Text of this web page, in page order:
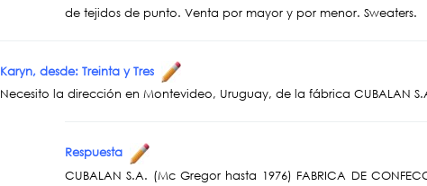
de tejidos de punto. Venta por mayor y por menor. Sweaters.
Karyn, desde: Treinta y Tres
Necesito la dirección en Montevideo, Uruguay, de la fábrica CUBALAN
Respuesta
CUBALAN S.A. (Mc Gregor hasta 1976) FABRICA DE